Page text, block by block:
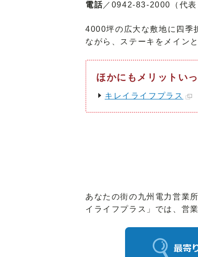
電話／0942-83-2000（代表
4000坪の広大な敷地に四季
ながら、ステーキをメイン
ほかにもメリットい
キレイライフプラス
あなたの街の九州電力営業
イライフプラス」では、営